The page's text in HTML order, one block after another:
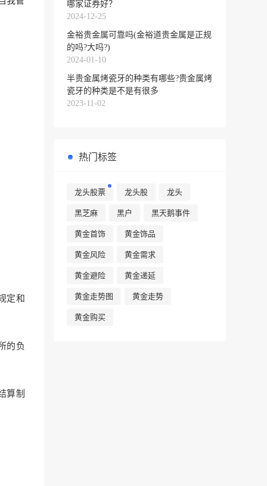
定和
的负
算制
哪家证券好？
2024-12-25
金裕贵金属可靠吗(金裕道贵金属是正规
的吗?大吗?)
2024-01-10
半贵金属烤瓷牙的种类有哪些?贵金属烤
瓷牙的种类是不是有很多
2023-11-02
热门标签
龙头股票 龙头股 龙头
黑芝麻 黑户 黑天鹅事件
黄金首饰 黄金饰品
黄金风险 黄金需求
黄金避险 黄金递延
黄金走势图 黄金走势
黄金购买